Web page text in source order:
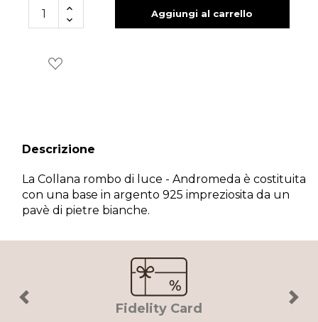
Aggiungi al carrello
Descrizione
La Collana rombo di luce - Andromeda è costituita
con una base in argento 925 impreziosita da un
pavè di pietre bianche.
Fidelity Card
Previous Next
Wishlist